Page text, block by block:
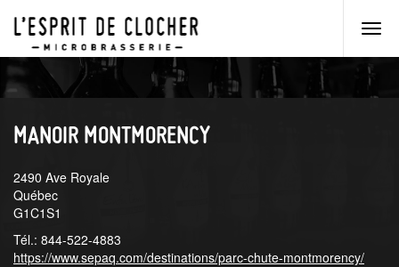
Aller
au
menu
Aller
au
contenu
MANOIR MONTMORENCY
2490 Ave Royale
Québec
G1C1S1
Tél.: 844-522-4883
https://www.sepaq.com/destinations/parc-chute-montmorency/